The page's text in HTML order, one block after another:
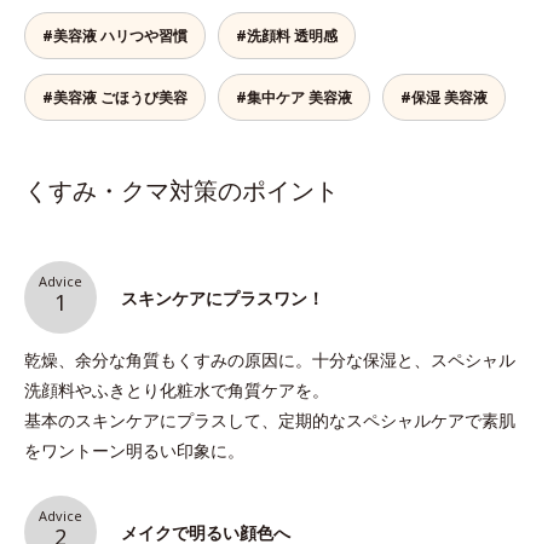
#美容液 ハリつや習慣 #洗顔料 透明感
#美容液 ごほうび美容 #集中ケア 美容液 #保湿 美容液
くすみ・クマ対策のポイント
Advice
1 スキンケアにプラスワン！
乾燥、余分な角質もくすみの原因に。十分な保湿と、スペシャル
洗顔料やふきとり化粧水で角質ケアを。
基本のスキンケアにプラスして、定期的なスペシャルケアで素肌
をワントーン明るい印象に。
Advice
2 メイクで明るい顔色へ